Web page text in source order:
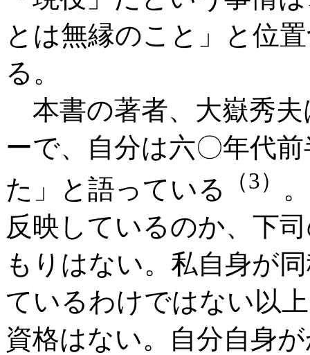
とは無縁のこと」と位
る。
本書の著者、大嶽秀
ーで、自分は六〇年代
た」と語っている
（3）
反映しているのか、下
もりはない。私自身が
ているわけではない以
資格はない。自分自身